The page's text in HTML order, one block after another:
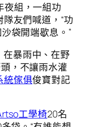
夜組，一組功
友們喊道，“功
袋開端歇息。”
在暴雨中、在野
，不讓雨水灌
統傢俱俊寶對記
工學椅20名